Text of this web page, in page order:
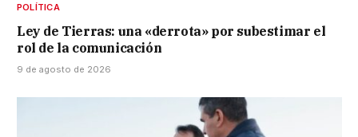
POLÍTICA
Ley de Tierras: una «derrota» por subestimar el
rol de la comunicación
9 de agosto de 2026